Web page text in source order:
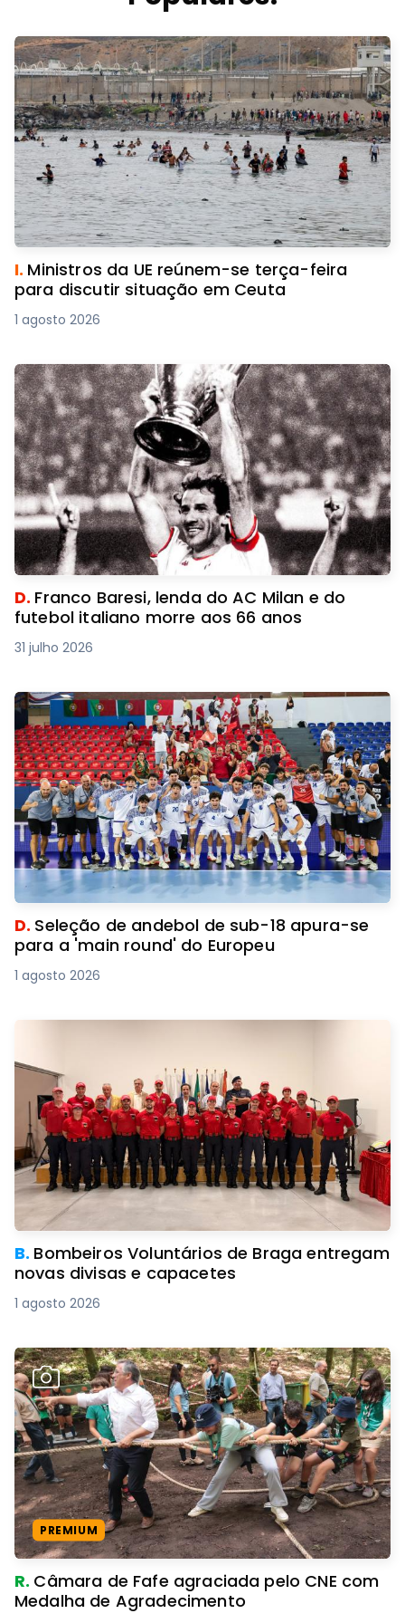
I. Ministros da UE reúnem-se terça-feira
para discutir situação em Ceuta
1 agosto 2026
D. Franco Baresi, lenda do AC Milan e do
futebol italiano morre aos 66 anos
31 julho 2026
D. Seleção de andebol de sub-18 apura-se
para a 'main round' do Europeu
1 agosto 2026
B. Bombeiros Voluntários de Braga entregam
novas divisas e capacetes
1 agosto 2026
PREMIUM
R. Câmara de Fafe agraciada pelo CNE com
Medalha de Agradecimento